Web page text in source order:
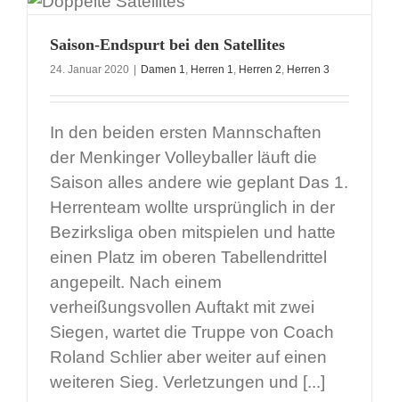
Saison-Endspurt bei den Satellites
24. Januar 2020 Damen 1, Herren 1, Herren 2, Herren 3
In den beiden ersten Mannschaften
der Menkinger Volleyballer läuft die
Saison alles andere wie geplant Das 1.
Herrenteam wollte ursprünglich in der
Bezirksliga oben mitspielen und hatte
einen Platz im oberen Tabellendrittel
angepeilt. Nach einem
verheißungsvollen Auftakt mit zwei
Siegen, wartet die Truppe von Coach
Roland Schlier aber weiter auf einen
weiteren Sieg. Verletzungen und [...]